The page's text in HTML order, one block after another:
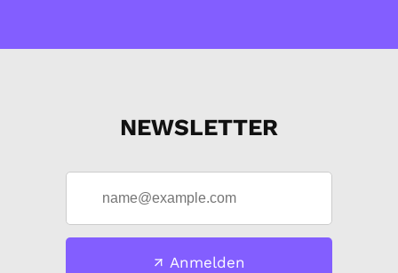
NEWSLETTER
Anmelden